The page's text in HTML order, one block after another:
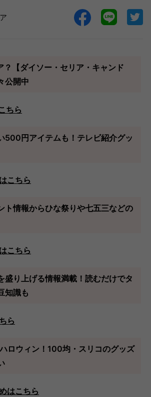
【ダイソー・セリア・キャンド
公開中
ちら
500円アイテムも！テレビ紹介グッ
こちら
ト情報からひな祭りや七五三などの
こちら
盛り上げる情報満載！読むだけでタ
知識も
ら
ロウィン！100均・スリコのグッズ
はこちら